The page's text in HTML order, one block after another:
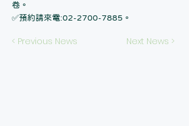
卷。
✅預約請來電:02-2700-7885 。
< Previous News Next News >